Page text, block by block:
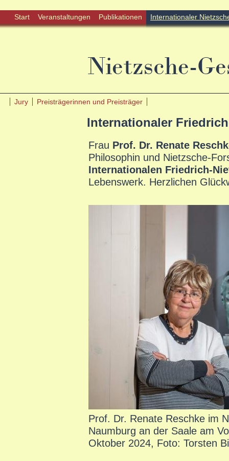
Start Veranstaltungen Publikationen Internationaler
Jury Preisträgerinnen und Preisträger
Internationaler
Frau Prof. Dr. Renate
Philosophin und Nietzsche-
Internationalen Friedrich-
Lebenswerk. Herzlichen
Prof. Dr. Renate Reschke im
Naumburg an der Saale am
Oktober 2024, Foto: Torsten